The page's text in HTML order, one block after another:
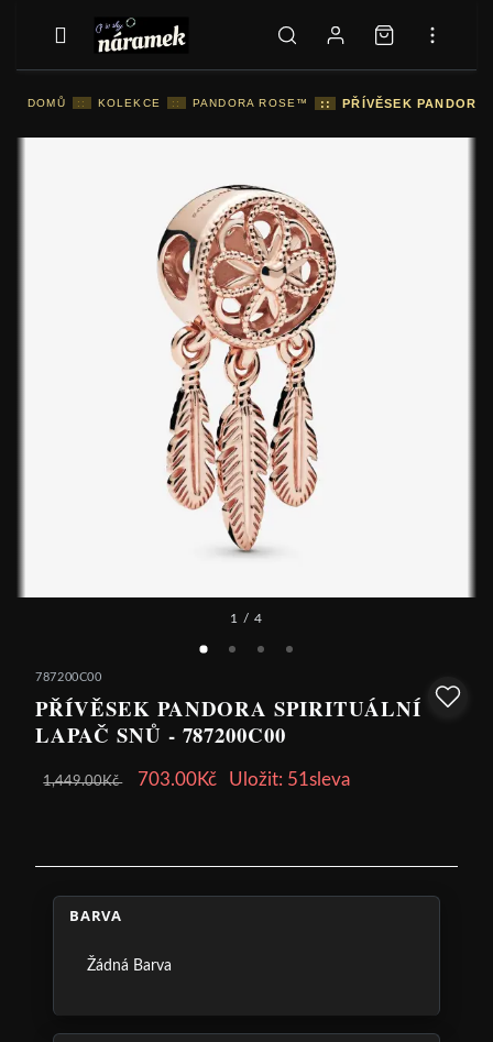
DOMŮ :: KOLEKCE :: PANDORA ROSE™ :: PŘÍVĚSEK
1 / 4
787200C00
PŘÍVĚSEK PANDORA SPIRITUÁLNÍ
LAPAČ SNŮ - 787200C00
1,449.00Kč 703.00Kč Uložit: 51sleva
BARVA
Žádná Barva